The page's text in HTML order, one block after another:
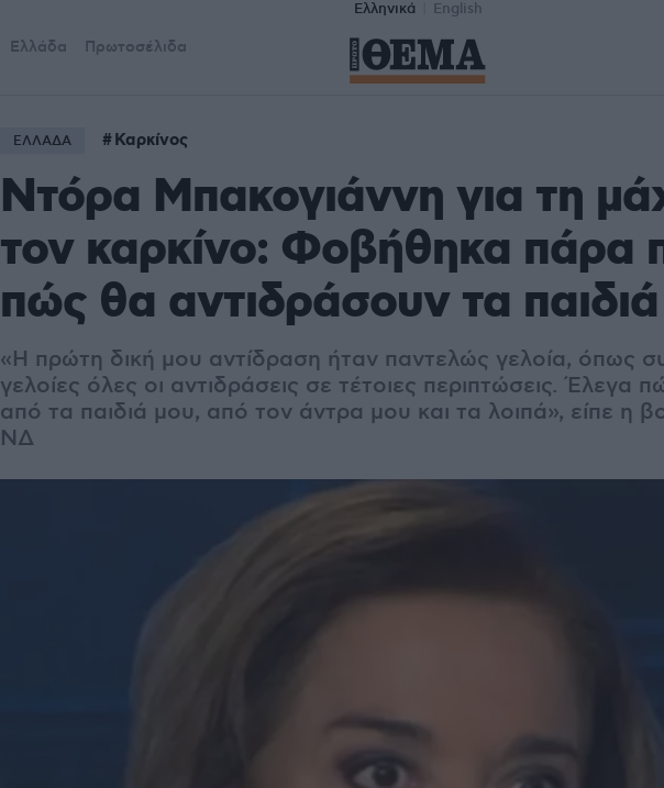
Ελληνικά English
Ελλάδα Πρωτοσέλιδα
ΕΛΛΑΔΑ Καρκίνος
Ντόρα Μπακογιάννη για τη
τον καρκίνο: Φοβήθηκα πάρα
πώς θα αντιδράσουν τα
«Η πρώτη δική μου αντίδραση ήταν παντελώς γελοία, όπως
γελοίες όλες οι αντιδράσεις σε τέτοιες περιπτώσεις. Έλεγα
από τα παιδιά μου, από τον άντρα μου και τα λοιπά», είπε η
ΝΔ